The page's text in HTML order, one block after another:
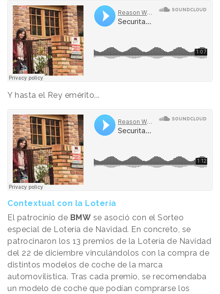
Y hasta el Rey emérito...
Contextual con la Lotería
El patrocinio de BMW se asoció con el Sorteo
especial de Lotería de Navidad. En concreto, se
patrocinaron los 13 premios de la Lotería de Navidad
del 22 de diciembre vinculándolos con la compra de
distintos modelos de coche de la marca
automovilística. Tras cada premio, se recomendaba
un modelo de coche que podían comprarse los